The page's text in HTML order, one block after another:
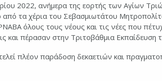
2022, ανήμερα της εορτής των Αγίων
τα χέρια του Σεβασμιωτάτου
όλους τους νέους και τις νέες που
και πέρασαν στην Τριτοβάθμια Εκπαίδευση
πλέον παράδοση δεκαετιών και